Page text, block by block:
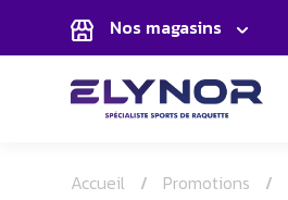
Panneau de gestion des cookies
Nos magasins
Accueil Promotions